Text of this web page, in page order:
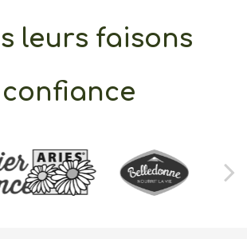
leurs faisons
confiance